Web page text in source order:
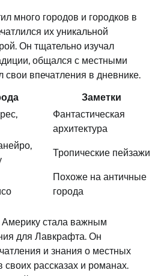
много городов и городков в
их уникальной
Он тщательно изучал
общался с местными
впечатления в дневнике.
Заметки
Фантастическая
архитектура
Тропические пейзажи
Похоже на античные
города
стала важным
для Лавкрафта. Он
и знания о местных
своих рассказах и романах.